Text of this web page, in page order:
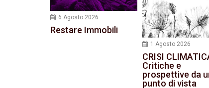
6 Agosto 2026
Restare Immobili
1 Agosto 2026
CRISI
Critiche e
prospettive da
punto di vista